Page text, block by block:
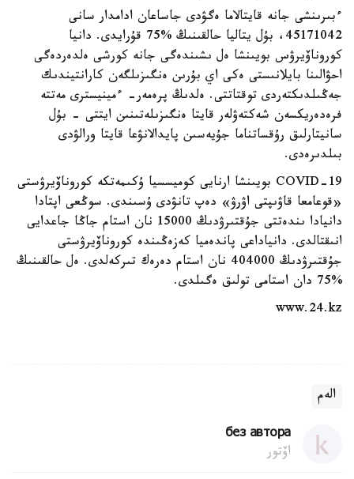
ءبىرىنشى جانە قايتالاما ەگۋدى جاساعان ادامدار سانى
45171042، بۇل يتاليا حالقىنىڭ %75 قۇرايدى. دانيا
كوروناۆيرۋس بويىنشا ەل ىشىندەگى جانە كورشى ەلدەردەگى
احۋالىنا بايلانىستى ەكى اي بۇرىن ەنگىزىلگەن كارانتيندىك
جەڭىلدىكتەردى توقتاتتى. ەلدىڭ پرەمەر- ءمينيسترى مەتتە
فرەدەريكسەن شەكتەۋلەر قايتا ەنگىزىلەتىنىن ايتتى - بۇل
سانيتارلىق رۇقساتناما جۇيەسىن پايدالانۋعا قايتا ورالۋدى
بىلدىرەدى.
COVID-19 بويىنشا ارنايى كوميسسيا ۇكىمەتكە كوروناۆيرۋستى
«قوعامعا قاۋىپتى اۋرۋ» دەپ تانۋدى ۇسىندى. سوڭعى اپتادا
دانيادا ىندەتتى جۇقتىرۋدىڭ 15000 نان استام جاڭا جاعدايى
انىقتالدى. دانياداعى پاندەميا كەزەڭىندە كوروناۆيرۋستى
جۇقتىرۋدىڭ 404000 نان استام دەرەك تىركەلدى. ەل حالقىنىڭ
%75 دان استامى تولىق ەگىلدى.
www.24.kz
الەم
без автора
اۆتور